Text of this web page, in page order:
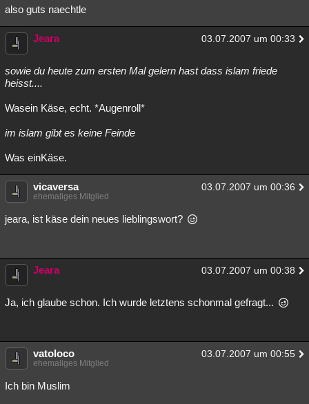
also guts naechtle
Jeara 03.07.2007 um 00:33
sowie du heute zum ersten Mal gelern hast dass islam friede
heisst....
Wasein Käse, echt. *Augenroll*
im islam gibt es keine Feinde
Was einKäse.
vicaversa 03.07.2007 um 00:36
ehemaliges Mitglied
jeara, ist käse dein neues lieblingswort?
Jeara 03.07.2007 um 00:38
Ja, ich glaube schon. Ich wurde letztens schonmal gefragt...
vatoloco 03.07.2007 um 00:55
ehemaliges Mitglied
Ich bin Muslim